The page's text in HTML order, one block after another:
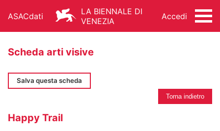
ASACdati
LA BIENNALE DI
VENEZIA
Accedi
ARCHITETTURA
Scheda arti visive
Salva questa scheda
Torna indietro
Happy Trail